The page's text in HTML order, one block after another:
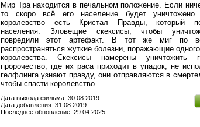
Мир Тра находится в печальном положение. Если
то скоро всё его население будет
королевство есть Кристал Правды, который
населения. Зловещие скексисы, чтобы
повредили этот артефакт. В тот же миг по
распространяться жуткие болезни, поражающие
королевства. Скексисы намерены уничтожить
пророчество, где их раса приходит в упадок, не
гелфлинга узнают правду, они отправляются в
чтобы спасти королевство.
Дата выхода фильма: 30.08.2019
Дата добавления: 31.08.2019
Последнее обновление: 29.04.2025